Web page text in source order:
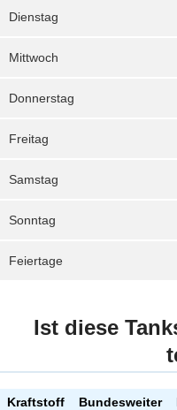
Dienstag
Mittwoch
Donnerstag
Freitag
Samstag
Sonntag
Feiertage
Ist diese
Kraftstoff
Bundesweiter